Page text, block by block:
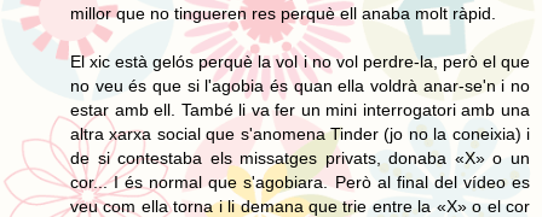
millor que no tingueren res perquè ell anaba molt ràpid.
El xic està gelós perquè la vol i no vol perdre-la, però el que
no veu és que si l'agobia és quan ella voldrà anar-se'n i no
estar amb ell. També li va fer un mini interrogatori amb una
altra xarxa social que s'anomena Tinder (jo no la coneixia) i
de si contestaba els missatges privats, donaba «X» o un
cor... I és normal que s'agobiara. Però al final del vídeo es
veu com ella torna i li demana que trie entre la «X» o el cor